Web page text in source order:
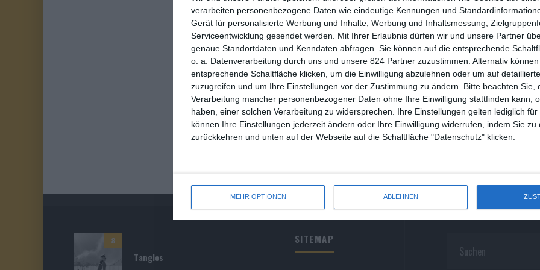
verarbeiten personenbezogene Daten wie eindeutige Kennungen und
Gerät für personalisierte Werbung und Inhalte, Werbung und Inhaltsmessung,
Serviceentwicklung gesendet werden.
Mit Ihrer Erlaubnis dürfen wir und unsere Partner
genaue Standortdaten und Kenndaten abfragen. Sie können auf die entsprechende
o. a. Datenverarbeitung durch uns und unsere 824 Partner zuzustimmen. Alternativ
entsprechende Schaltfläche klicken, um die Einwilligung abzulehnen oder um auf
zuzugreifen und um Ihre Einstellungen vor der Zustimmung zu ändern.
Bitte beachten Sie,
Verarbeitung mancher personenbezogener Daten ohne Ihre Einwilligung stattfinden kann,
haben, einer solchen Verarbeitung zu widersprechen. Ihre Einstellungen gelten lediglich
können Ihre Einstellungen jederzeit ändern oder Ihre Einwilligung widerrufen, indem Sie zu
zurückkehren und unten auf der Webseite auf die Schaltfläche "Datenschutz" klicken.
MEHR OPTIONEN ABLEHNEN
8
Tangles
SITEMAP